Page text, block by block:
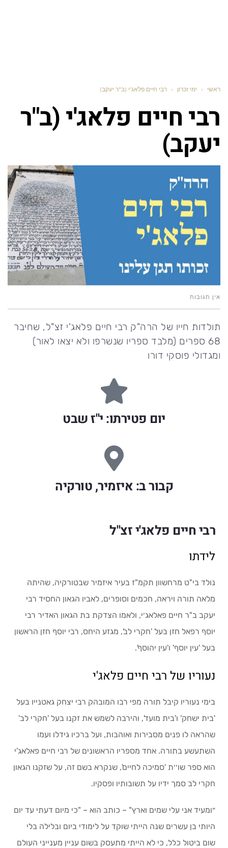
ראשי › ימי זכרון › רבי חיים פלאג'י (ב"ר יעקב)
רבי חיים פלאג'י (ב"ר
יעקב)
אין תגובות
תולדות חייו של הרה"ק רבי חיים פלאג'י זצ"ל, שחיבר
68 ספרים (מלבד ספריו שנשרפו ולא יצאו לאור)
ומגדולי פוסקי דורו
יום פטירתו: י"ז שבט
קבור ב: איזמיר, טורקיה
רבי חיים פלאג'י זצ"ל
לידתו
נולד בי"ט מרחשוון תקמ"ז בעיר איזמיר שבטורקיה, שהיתה
מלאה תורה ויראה, חכמים וסופרים, לאביו הגאון החסיד רבי
יעקב ב"ר חיים פאלאג׳י, ולאמו הצדקת בת הגאון האדיר רבי
יוסף רפאל חזן בעל 'חקרי לב', מגזע היחס, רבי יוסף חזן הראשון
בעל 'עין יוסף' ו'עין יהוסף'.
נעוריו של רבי חיים פלאג'י
בימי נעוריו קיבל תורה מפי רבו המובהק רבי יצחק גאטנייו בעל
'בית ישחק' ו'בית מועד', והירבה לשמש את זקנו בעל 'חקרי לב'
שהראה לו פנים מסבירות ואוהבות, ועל ברכיו גידלו ועמו
השתעשע בתורה. אחד מספריו הראשונים של רבי חיים פאלאג'י
הוא ספר שו׳׳ת 'סמיכה לחיים', שנקרא בשם זה, על שזקנו הגאון
חקרי לב סמך ידיו על תשובותיו ופסקיו.
״ומעיד אני עלי שמים וארץ" – כותב הוא – "כי מיום דעתי עד יום
היותי בן עשרים שנה הייתי שוקד על לימודי ביום ובלילה בלי
שום ביטול כלל, כי לא הייתי מתעסק בשום עניין מענייני העולם